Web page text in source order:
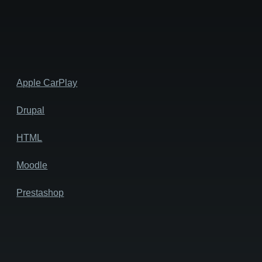
Apple CarPlay
Drupal
HTML
Moodle
Prestashop